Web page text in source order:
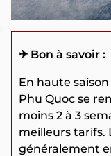
✈ Bon à savoir :
En haute
Phu Quoc se
moins 2 à 3
meilleurs tarifs.
généralement